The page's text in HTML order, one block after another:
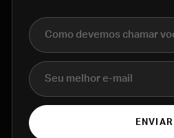
Nome completo
E-mail
ENVIAR